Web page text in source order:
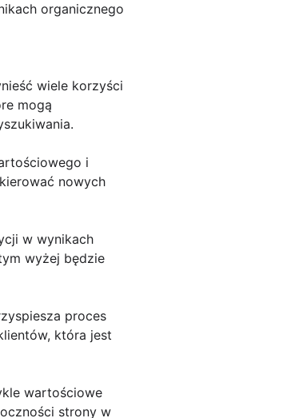
organicznego
wiele korzyści
mogą
i
nowych
w wynikach
wyżej będzie
proces
która jest
wartościowe
strony w